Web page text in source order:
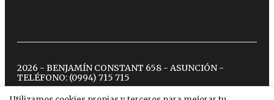
2026 - BENJAMÍN CONSTANT 658 - ASUNCIÓN -
TELÉFONO: (0994) 715 715